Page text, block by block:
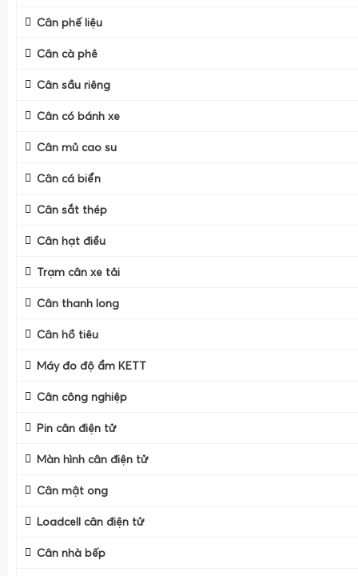
Cân phế liệu
Cân cà phê
Cân sầu riêng
Cân có bánh xe
Cân mủ cao su
Cân cá biển
Cân sắt thép
Cân hạt điều
Trạm cân xe tải
Cân thanh long
Cân hồ tiêu
Máy đo độ ẩm KETT
Cân công nghiệp
Pin cân điện tử
Màn hình cân điện tử
Cân mật ong
Loadcell cân điện tử
Cân nhà bếp